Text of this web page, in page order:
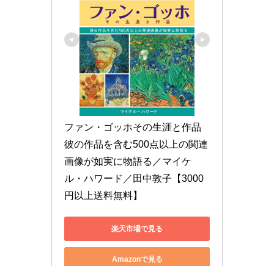
ファン・ゴッホその生涯と作品
彼の作品を含む500点以上の関連
画像が如実に物語る／マイケ
ル・ハワード／田中敦子【3000
円以上送料無料】
楽天市場で見る
Amazonで見る